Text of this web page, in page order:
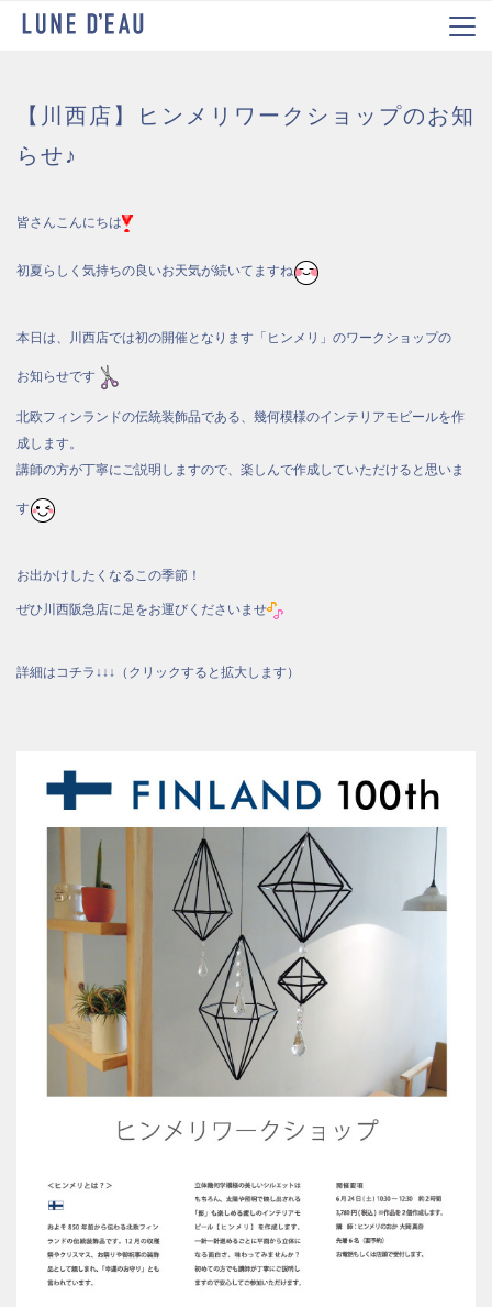
【川西店】ヒンメリワークショップのお知
らせ♪
皆さんこんにちは
初夏らしく気持ちの良いお天気が続いてますね
本日は、川西店では初の開催となります「ヒンメリ」のワークショップの
お知らせです
北欧フィンランドの伝統装飾品である、幾何模様のインテリアモビールを作
成します。
講師の方が丁寧にご説明しますので、楽しんで作成していただけると思いま
す
お出かけしたくなるこの季節！
ぜひ川西阪急店に足をお運びくださいませ
詳細はコチラ↓↓↓（クリックすると拡大します）